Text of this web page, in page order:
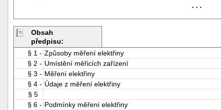
. . .
Obsah
předpisu:
§ 1 - Způsoby měření elektřiny
§ 2 - Umístění měřicích zařízení
§ 3 - Měření elektřiny
§ 4 - Údaje z měření elektřiny
§ 5
§ 6 - Podmínky měření elektřiny
+náhrady